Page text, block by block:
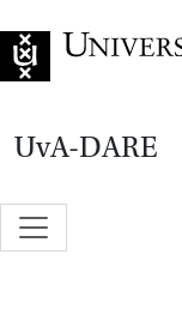
UvA-DARE